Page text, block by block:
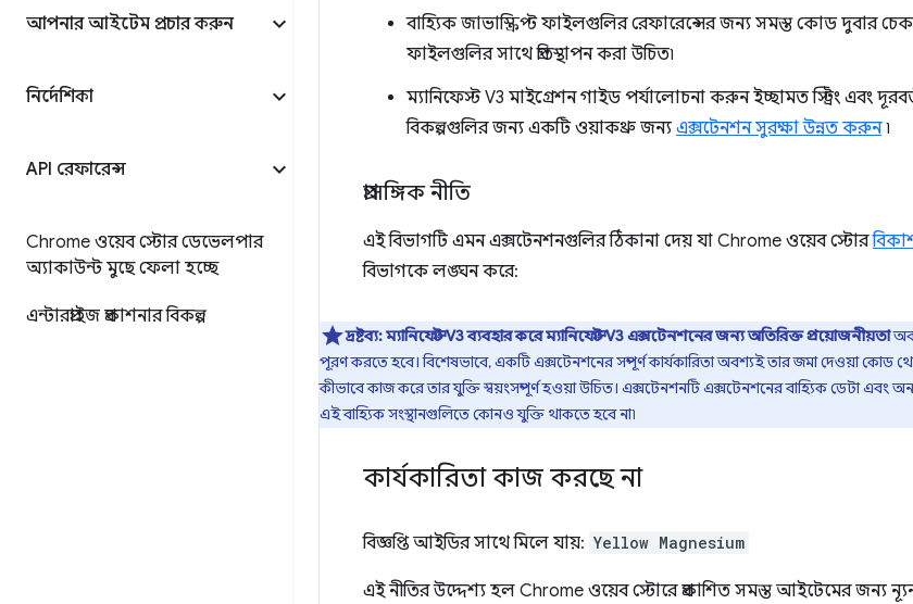
আপনার আইটেম প্রচার করুন
নির্দেশিকা
API রেফারেন্স
Chrome ওয়েব স্টোর ডেভেলপার
অ্যাকাউন্ট মুছে ফেলা হচ্ছে
এন্টারপ্রাইজ প্রকাশনার বিকল্প
বাহ্যিক জাভাস্ক্রিপ্ট ফাইলগুলির রেফারেন্সের জন্য সমস্ত কোড দুবার
ফাইলগুলির সাথে প্রতিস্থাপন করা উচিত৷
ম্যানিফেস্ট V3 মাইগ্রেশন গাইড পর্যালোচনা করুন ইচ্ছামত স্ট্রিং এবং
বিকল্পগুলির জন্য একটি ওয়াকথ্রু জন্য এক্সটেনশন সুরক্ষা উন্নত করুন৷
প্রাসঙ্গিক নীতি
এই বিভাগটি এমন এক্সটেনশনগুলির ঠিকানা দেয় যা Chrome ওয়েব স্টোর
বিভাগকে লঙ্ঘন করে:
দ্রষ্টব্য:ম্যানিফেস্ট V3 ব্যবহার করে ম্যানিফেস্ট V3 এক্সটেনশনের জন্য অতিরিক্ত প্রয়োজনীয়তা
পূরণ করতে হবে। বিশেষভাবে, একটি এক্সটেনশনের সম্পূর্ণ কার্যকারিতা অবশ্যই তার জমা দেওয়া কোড
কীভাবে কাজ করে তার যুক্তি স্বয়ংসম্পূর্ণ হওয়া উচিত। এক্সটেনশনটি এক্সটেনশনের বাহ্যিক ডেটা
এই বাহ্যিক সংস্থানগুলিতে কোনও যুক্তি থাকতে হবে না৷
কার্যকারিতা কাজ করছে না
বিজ্ঞপ্তি আইডির সাথে মিলে যায়: Yellow Magnesium
এই নীতির উদ্দেশ্য হল Chrome ওয়েব স্টোরে প্রকাশিত সমস্ত আইটেমের জন্য